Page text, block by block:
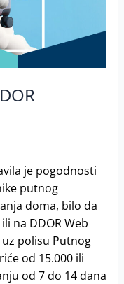
je pogodnosti
putnog
doma, bilo da
na DDOR Web
polisu Putnog
od 15.000 ili
od 7 do 14 dana